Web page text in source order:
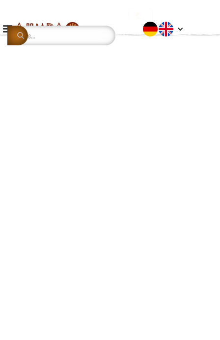
This is some text inside of a div block.